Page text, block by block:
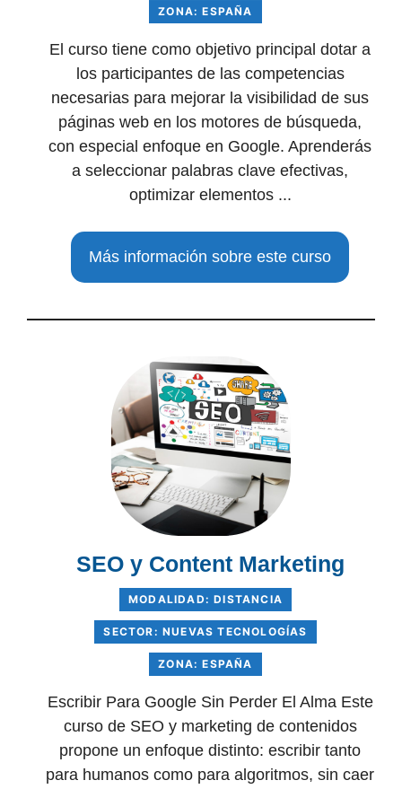
ZONA: ESPAÑA
El curso tiene como objetivo principal dotar a
los participantes de las competencias
necesarias para mejorar la visibilidad de sus
páginas web en los motores de búsqueda,
con especial enfoque en Google. Aprenderás
a seleccionar palabras clave efectivas,
optimizar elementos ...
Más información sobre este curso
SEO y Content Marketing
MODALIDAD: DISTANCIA
SECTOR: NUEVAS TECNOLOGÍAS
ZONA: ESPAÑA
Escribir Para Google Sin Perder El Alma Este
curso de SEO y marketing de contenidos
propone un enfoque distinto: escribir tanto
para humanos como para algoritmos, sin caer